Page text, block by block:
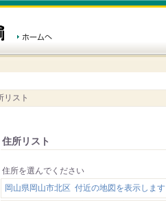
リスト
住所リスト
住所を選んでください
岡山県岡山市北区 付近の地図を表示します